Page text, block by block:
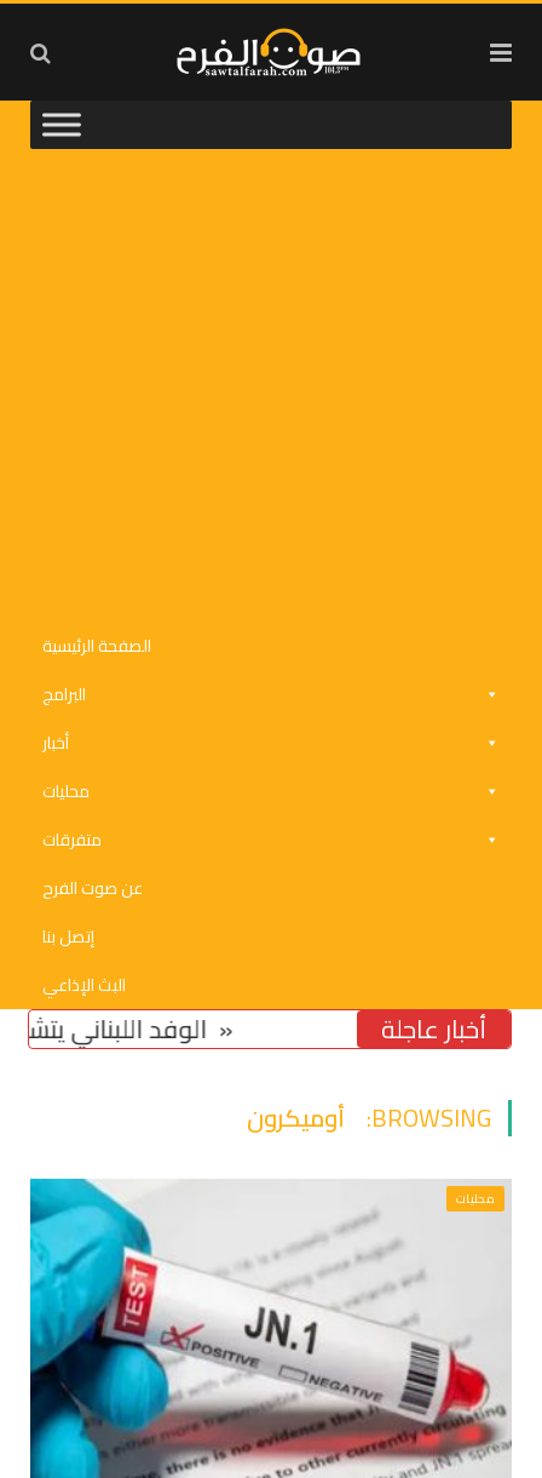
الصفحة الرئيسية
البرامج
أخبار
محليات
متفرقات
عن صوت الفرح
إتصل بنا
البث الإذاعي
أخبار عاجلة الوفد اللبناني يتشدد
BROWSING: أوميكرون
محليات